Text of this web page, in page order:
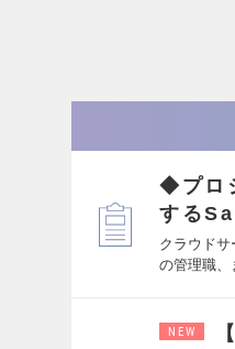
◆プロ
する
クラウド
の管理職
NEW